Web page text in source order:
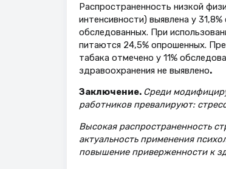
Распространенность низкой
интенсивности) выявлена у
обследованных. При
питаются 24,5% опрошенных.
табака отмечено у 11%
здравоохранения не выявлено.
Заключение. Среди
работников превалируют:
Высокая распространенность
актуальность применения
повышение приверженности к